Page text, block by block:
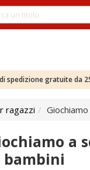
spedizione gratuite da
ragazzi
a
bambini